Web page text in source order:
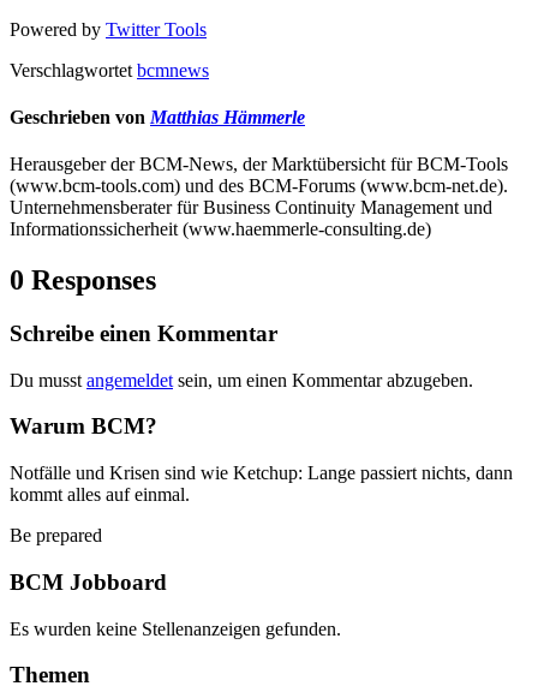
Powered by Twitter Tools
Verschlagwortet bcmnews
Geschrieben von Matthias Hämmerle
Herausgeber der BCM-News, der Marktübersicht für BCM-Tools
(www.bcm-tools.com) und des BCM-Forums (www.bcm-net.de).
Unternehmensberater für Business Continuity Management und
Informationssicherheit (www.haemmerle-consulting.de)
0 Responses
Schreibe einen Kommentar
Du musst angemeldet sein, um einen Kommentar abzugeben.
Warum BCM?
Notfälle und Krisen sind wie Ketchup: Lange passiert nichts, dann
kommt alles auf einmal.
Be prepared
BCM Jobboard
Es wurden keine Stellenanzeigen gefunden.
Themen